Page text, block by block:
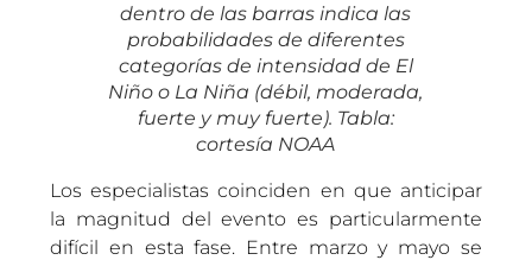
dentro de las barras indica las
probabilidades de diferentes
categorías de intensidad de El
Niño o La Niña (débil, moderada,
fuerte y muy fuerte). Tabla:
cortesía NOAA
Los especialistas coinciden en que anticipar
la magnitud del evento es particularmente
difícil en esta fase. Entre marzo y mayo se